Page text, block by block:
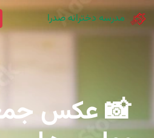
مدرسه دخترانه صدرا
📸 عکس